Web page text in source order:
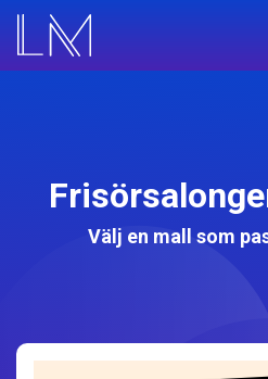
Välj en mall som